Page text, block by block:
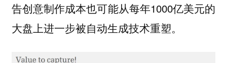
告创意制作成本也可能从每年1000亿美元的
大盘上进一步被自动生成技术重塑。